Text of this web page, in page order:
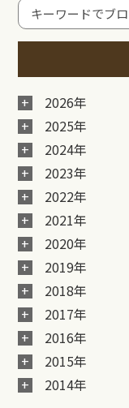
2026年
2025年
2024年
2023年
2022年
2021年
2020年
2019年
2018年
2017年
2016年
2015年
2014年